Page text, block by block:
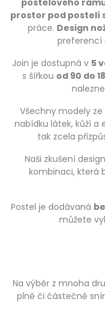
prostor pod postelí
práce. Design
preferencí
Join je dostupná v 5
s šířkou od 90 do
Všechny modely
nabídku látek, kůží a
tak zcela
Naši zkušení
kombinaci, která
Postel je dodávaná
můžete
Na výběr z mnoha
plně či částečně